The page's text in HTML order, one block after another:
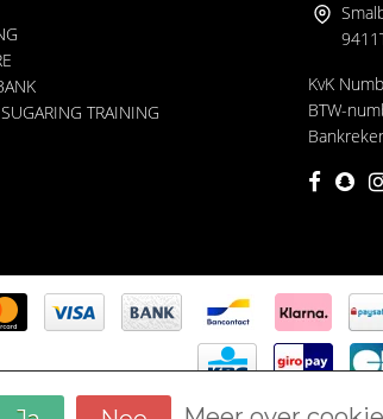
TRAINING
KvK
BTW-